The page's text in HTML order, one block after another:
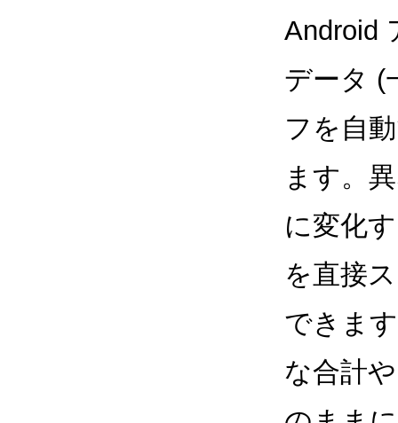
Android
データ (
フを自
ます。
に変化
を直接
できま
な合計